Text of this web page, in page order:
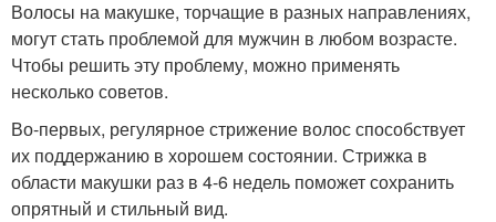
Волосы на макушке, торчащие в разных направлениях,
могут стать проблемой для мужчин в любом возрасте.
Чтобы решить эту проблему, можно применять
несколько советов.
Во-первых, регулярное стрижение волос способствует
их поддержанию в хорошем состоянии. Стрижка в
области макушки раз в 4-6 недель поможет сохранить
опрятный и стильный вид.